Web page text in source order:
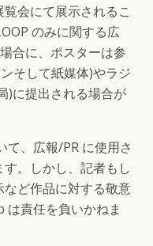
会にて展示されるこ
のみに関する広
合に、ポスターは参
そして紙媒体)やラジ
)に提出される場合が
、広報/PR に使用さ
。しかし、記者もし
など作品に対する敬意
責任を負いかねま